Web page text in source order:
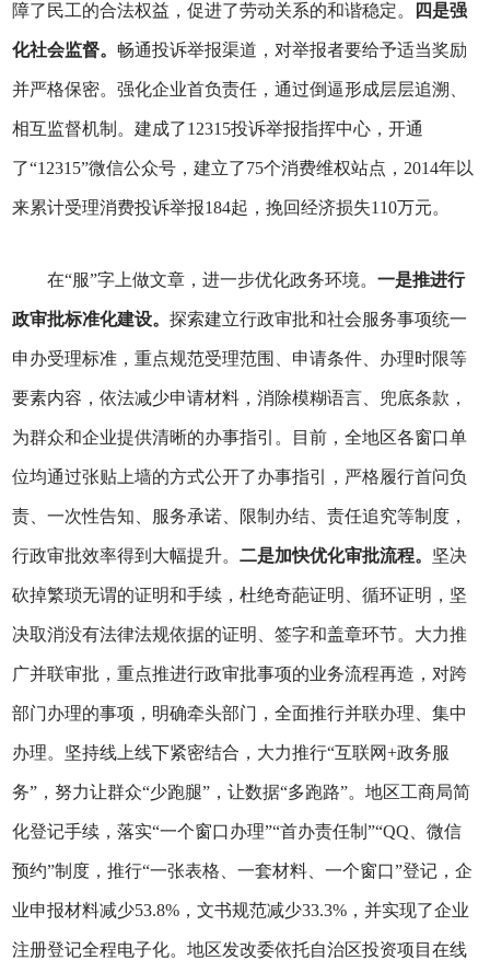
障了民工的合法权益，促进了劳动关系的和谐稳定。 四是强
化社会监督。畅通投诉举报渠道，对举报者要给予适当奖励
并严格保密。强化企业首负责任，通过倒逼形成层层追溯、
相互监督机制。建成了12315投诉举报指挥中心，开通
了“12315”微信公众号，建立了75个消费维权站点，2014年以
来累计受理消费投诉举报184起，挽回经济损失110万元。
在“服”字上做文章，进一步优化政务环境。一是推进行
政审批标准化建设。探索建立行政审批和社会服务事项统一
申办受理标准，重点规范受理范围、申请条件、办理时限等
要素内容，依法减少申请材料，消除模糊语言、兜底条款，
为群众和企业提供清晰的办事指引。目前，全地区各窗口单
位均通过张贴上墙的方式公开了办事指引，严格履行首问负
责、一次性告知、服务承诺、限制办结、责任追究等制度，
行政审批效率得到大幅提升。二是加快优化审批流程。 坚决
砍掉繁琐无谓的证明和手续，杜绝奇葩证明、循环证明，坚
决取消没有法律法规依据的证明、签字和盖章环节。大力推
广并联审批，重点推进行政审批事项的业务流程再造，对跨
部门办理的事项，明确牵头部门，全面推行并联办理、集中
办理。坚持线上线下紧密结合，大力推行“互联网+政务服
务”，努力让群众“少跑腿”，让数据“多跑路”。地区工商局简
化登记手续，落实“一个窗口办理”“首办责任制”“QQ、微信
预约”制度，推行“一张表格、一套材料、一个窗口”登记，企
业申报材料减少53.8%，文书规范减少33.3%，并实现了企业
注册登记全程电子化。地区发改委依托自治区投资项目在线